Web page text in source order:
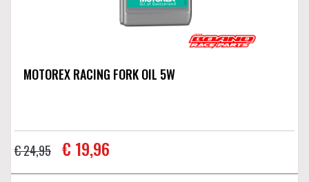
MOTOREX RACING FORK OIL 5W
€ 24,95 € 19,96